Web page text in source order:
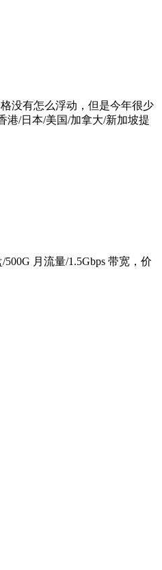
没有怎么浮动，但是今年很少
港/日本/美国/加拿大/新加坡提
月流量/1.5Gbps 带宽，价